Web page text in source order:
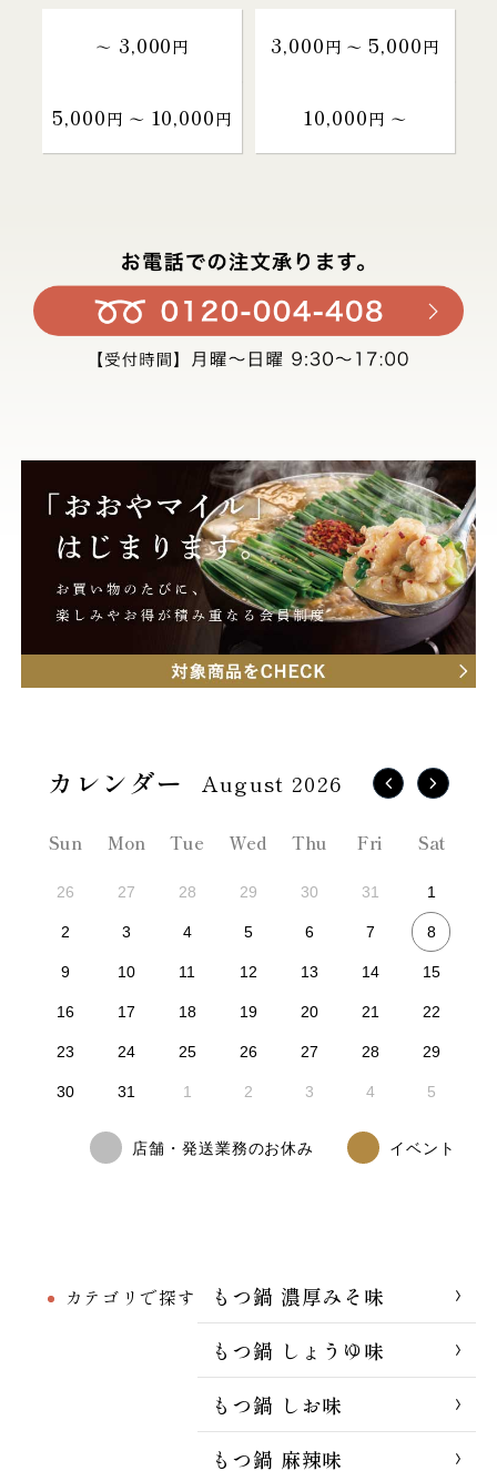
～ 3,000円 3,000円 〜 5,000円
5,000円 〜 10,000円 10,000円 〜
カテゴリで探す
もつ鍋 濃厚みそ味
もつ鍋 しょうゆ味
もつ鍋 しお味
もつ鍋 麻辣味
August 2026
Sun Mon Tue Wed Thu Fri Sat
26 27 28 29 30 31 1
2 3 4 5 6 7 8
9 10 11 12 13 14 15
16 17 18 19 20 21 22
23 24 25 26 27 28 29
30 31 1 2 3 4 5
店舗・発送業務のお休み イベント